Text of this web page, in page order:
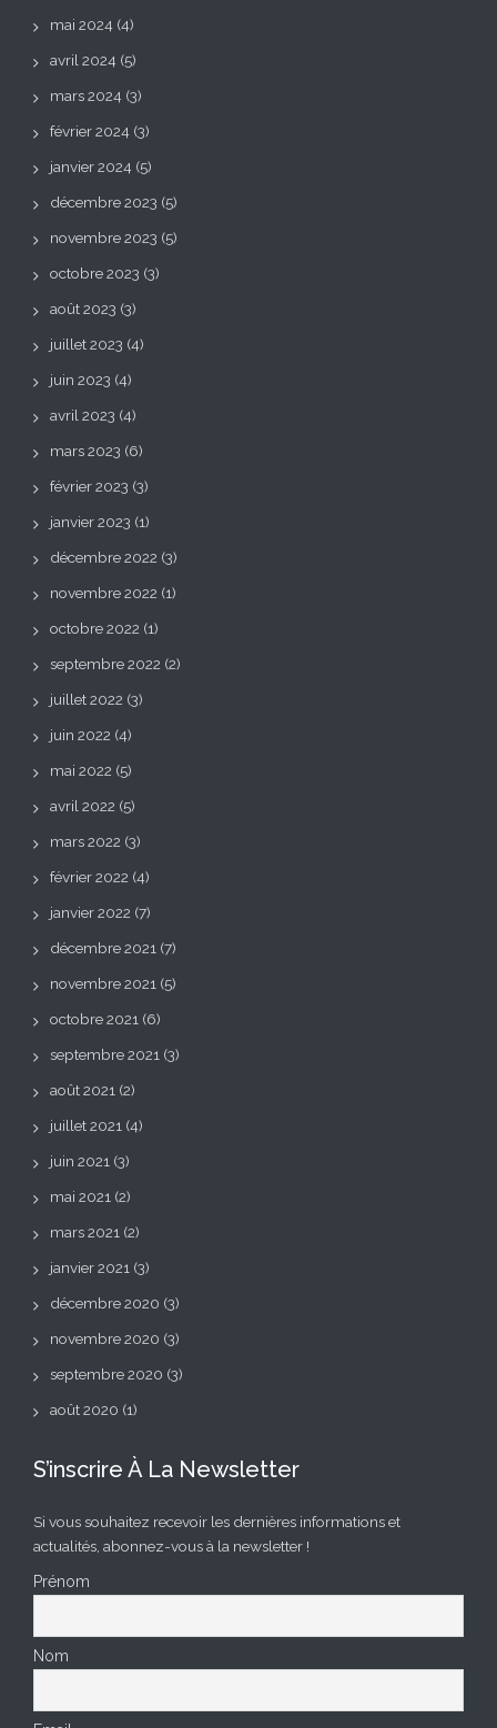
mai 2024 (4)
avril 2024 (5)
mars 2024 (3)
février 2024 (3)
janvier 2024 (5)
décembre 2023 (5)
novembre 2023 (5)
octobre 2023 (3)
août 2023 (3)
juillet 2023 (4)
juin 2023 (4)
avril 2023 (4)
mars 2023 (6)
février 2023 (3)
janvier 2023 (1)
décembre 2022 (3)
novembre 2022 (1)
octobre 2022 (1)
septembre 2022 (2)
juillet 2022 (3)
juin 2022 (4)
mai 2022 (5)
avril 2022 (5)
mars 2022 (3)
février 2022 (4)
janvier 2022 (7)
décembre 2021 (7)
novembre 2021 (5)
octobre 2021 (6)
septembre 2021 (3)
août 2021 (2)
juillet 2021 (4)
juin 2021 (3)
mai 2021 (2)
mars 2021 (2)
janvier 2021 (3)
décembre 2020 (3)
novembre 2020 (3)
septembre 2020 (3)
août 2020 (1)
S’inscrire À La Newsletter
Si vous souhaitez recevoir les dernières informations et
actualités, abonnez-vous à la newsletter !
Prénom
Nom